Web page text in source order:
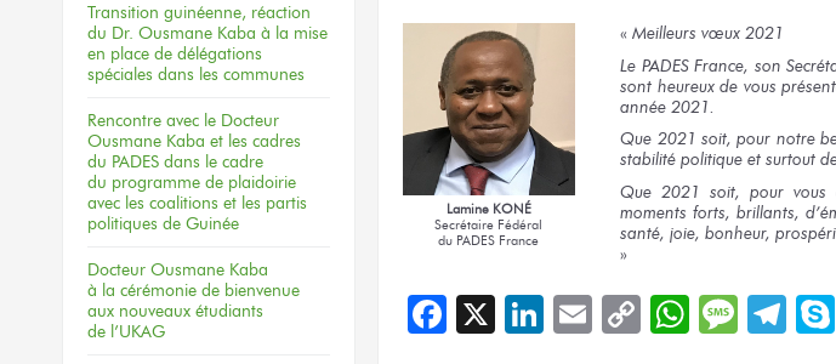
Lamine KONÉ
Secrétaire Fédéral
du PADES France
«Meilleurs vœux 2021
Le PADES France, son
sont heureux de vous
année 2021.
Que 2021 soit, pour notre
stabilité politique et surtout
Que 2021 soit, pour vous
moments forts, brillants,
santé, joie, bonheur,
»
Facebook
X LinkedIn
EmailCopy
Transition guinéenne, réaction
du Dr. Ousmane Kaba à la mise
en place de délégations
spéciales dans les communes
Rencontre avec le Docteur
Ousmane Kaba et les cadres
du PADES dans le cadre
du programme de plaidoirie
avec les coalitions et les partis
politiques de Guinée
Docteur Ousmane Kaba
à la cérémonie de bienvenue
aux nouveaux étudiants
de l’UKAG